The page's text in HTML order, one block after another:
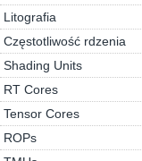
Litografia
Częstotliwość rdzenia
Shading Units
RT Cores
Tensor Cores
ROPs